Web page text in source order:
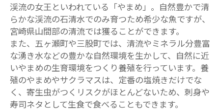
渓流の女王といわれている「やまめ」。自然豊かで清
らかな渓流の石清水でのみ育つため希少な魚ですが、
宮崎県山間部の清流では獲ることができます。
また、五ヶ瀬町や三股町では、清流やミネラル分豊富
な湧き水などの豊かな自然環境を生かして、自然に近
いやまめの生育環境をつくり養殖を行っています。養
殖のやまめやサクラマスは、定番の塩焼きだけでな
く、寄生虫がつくリスクがほとんどないため、刺身や
寿司ネタとして生食で食べることもできます。